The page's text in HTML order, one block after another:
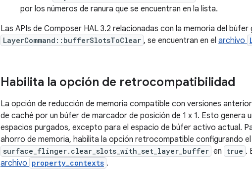
por los números de ranura que se encuentran en la lista.
Las APIs de Composer HAL 3.2 relacionadas con la memoria del búfer
LayerCommand::bufferSlotsToClear , se encuentran en el archivo
Habilita la opción de retrocompatibilidad
La opción de reducción de memoria compatible con versiones
de caché por un búfer de marcador de posición de 1 x 1. Esto genera
espacios purgados, excepto para el espacio de búfer activo actual.
ahorro de memoria, habilita la opción retrocompatible configurando
surface_flinger.clear_slots_with_set_layer_buffer en true .
archivo property_contexts .